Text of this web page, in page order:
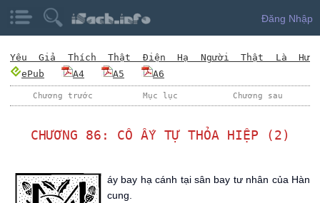
Đăng Nhập
Yêu Giả Thích Thật Điện Hạ Người Thật Là Hư
ePub
A4 A5 A6
Chương trước Mục lục Chương sau
CHƯƠNG 86: CÔ ẤY TỰ THỎA HIỆP (2)
áy bay hạ cánh tại sân bay tư nhân của Hàn
cung.